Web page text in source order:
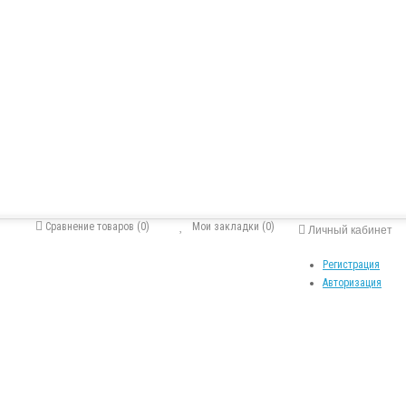
Личный кабинет
Регистрация
Авторизация
Мои закладки (0)
Сравнение товаров (0)